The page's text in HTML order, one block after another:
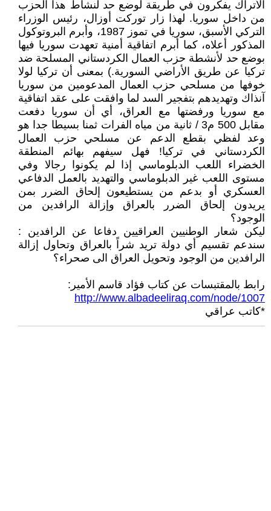
الأتراك يفكرون في طريقة لوضع حد لنشاط هذا الحزب
من داخل سوريا. لهذا زار توركت أوزال، رئيس الوزراء
التركي الأسبق، سوريا في تموز 1987، وأبرم البروتوكول
المذكور أعلاه، كما أبرم اتفاقية أمنية تعهدت سوريا فيها
بوضع حد لأنشطة حزب العمال الكردستاني المسلحة ضد
تركيا عن طريق الأراضي السورية.) بمعنى أن تركيا لولا
خوفها من مسلحي حزب العمال المدعومين من سوريا
آنذاك وتهديدهم بتفجير السد لما وافقت على عقد اتفاقية
مع سوريا ورفضتها مع العراق، أي أن سوريا دفعت
مقابل 500 م3 / ثانية من مياه الفرات ثمنا بسيطا جدا هو
وعد لفظي بقطع الدعم عن مسلحي حزب العمال
الكردستاني في تركيا! فهل سيفهم بهائم المنطقة
الخضراء اللعب الدبلوماسي إذا لم يكونوا رجالا وفي
مستوى اللعب غير الدبلوماسي والتهديد بالعمل الدفاعي
العسكري أو بدعم من يستطيعون إلحاق الضرر بمن
يريدون إلحاق الضرر بالعراق وإزالة الرافدين من
الوجود؟
ليكن شعار الوطنيين العراقيين دفاعا عن الرافدين :
سندعم تقسيم أي دولة تريد شراً بالعراق وتحاول إزالة
الرافدين من الوجود وتحويل العراق الى صحراء؟
رابط بالمقتبسات عن كتاب فؤاد قاسم الأمير:
http://www.albadeeliraq.com/node/1007
*كاتب عراقي